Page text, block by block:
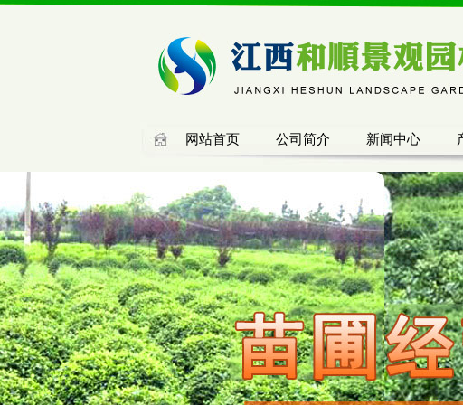
网站首页 公司简介 新闻中心